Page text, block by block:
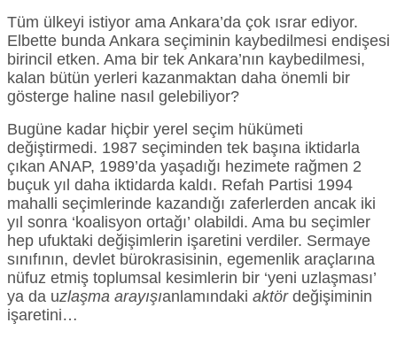
Tüm ülkeyi istiyor ama Ankara’da çok ısrar ediyor.
Elbette bunda Ankara seçiminin kaybedilmesi endişesi
birincil etken. Ama bir tek Ankara’nın kaybedilmesi,
kalan bütün yerleri kazanmaktan daha önemli bir
gösterge haline nasıl gelebiliyor?
Bugüne kadar hiçbir yerel seçim hükümeti
değiştirmedi. 1987 seçiminden tek başına iktidarla
çıkan ANAP, 1989’da yaşadığı hezimete rağmen 2
buçuk yıl daha iktidarda kaldı. Refah Partisi 1994
mahalli seçimlerinde kazandığı zaferlerden ancak iki
yıl sonra ‘koalisyon ortağı’ olabildi. Ama bu seçimler
hep ufuktaki değişimlerin işaretini verdiler. Sermaye
sınıfının, devlet bürokrasisinin, egemenlik araçlarına
nüfuz etmiş toplumsal kesimlerin bir ‘yeni uzlaşması’
ya da uzlaşma arayışıanlamındaki aktördeğişiminin
işaretini…